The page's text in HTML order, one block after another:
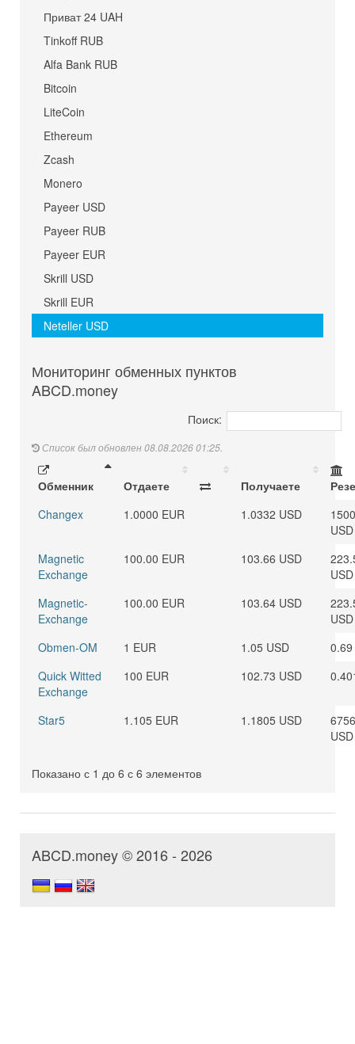
Приват 24 UAH
Tinkoff RUB
Alfa Bank RUB
Bitcoin
LiteCoin
Ethereum
Zcash
Monero
Payeer USD
Payeer RUB
Payeer EUR
Skrill USD
Skrill EUR
Neteller USD
Мониторинг обменных пунктов
ABCD.money
Поиск:
Список был обновлен 08.08.2026 01:25.
Обменник Отдаете Получаете
Changex
1.0000 EUR 1.0332 USD
USD
Magnetic
Exchange
100.00 EUR 103.66 USD
USD
Magnetic-
Exchange
100.00 EUR 103.64 USD
USD
Obmen-OM
1 EUR 1.05 USD
Quick Witted
Exchange
100 EUR 102.73 USD
Star5 1.105 EUR 1.1805 USD
USD
Показано с 1 до 6 с 6 элементов
ABCD.money © 2016 - 2026